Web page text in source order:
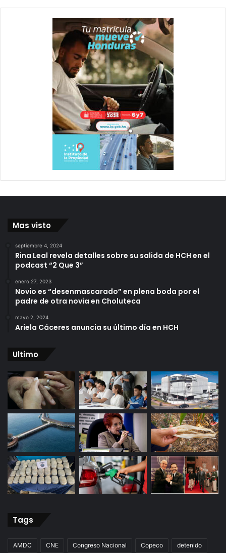
Mas visto
septiembre 4, 2024
Rina Leal revela detalles sobre su salida de HCH en el
podcast “2 Que 3”
enero 27, 2023
Novio es “desenmascarado” en plena boda por el
padre de otra novia en Choluteca
mayo 2, 2024
Ariela Cáceres anuncia su último día en HCH
Ultimo
Tags
AMDC CNE Congreso Nacional Copeco detenido